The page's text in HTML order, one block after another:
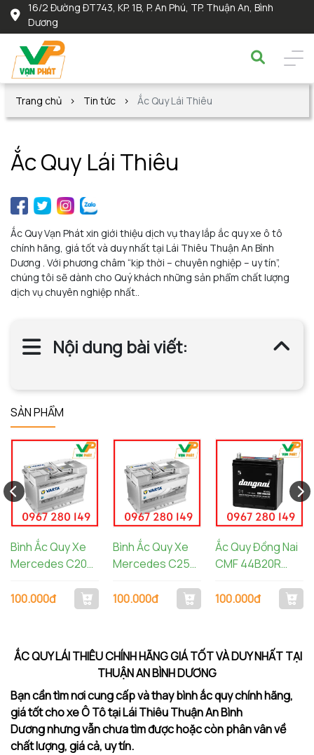
16/2 Đường ĐT743, KP. 1B, P. An Phú, TP. Thuận An, Bình
Dương
Trang chủ Tin tức Ắc Quy Lái Thiêu
Ắc Quy Lái Thiêu
Ắc Quy Vạn Phát xin giới thiệu dịch vụ thay lắp ắc quy xe ô tô
chính hãng, giá tốt và duy nhất tại Lái Thiêu Thuận An Bình
Dương . Với phương châm “kịp thời – chuyên nghiệp – uy tín”,
chúng tôi sẽ dành cho Quý khách những sản phẩm chất lượng
dịch vụ chuyên nghiệp nhất..
Nội dung bài viết:
SẢN PHẨM
Bình Ắc Quy Xe
Mercedes C200
70AH AGM LN3
100.000đ
Bình Ắc Quy Xe
Mercedes C250
LN3
100.000đ
Ắc Quy Đồng Nai
CMF 44B20R
100.000đ
ẮC QUY LÁI THIÊU CHÍNH HÃNG GIÁ TỐT VÀ DUY NHẤT TẠI
THUẬN AN BÌNH DƯƠNG
Bạn cần tìm nơi cung cấp và thay bình ắc quy chính hãng,
giá tốt cho xe Ô Tô tại Lái Thiêu Thuận An Bình
Dương nhưng vẫn chưa tìm được hoặc còn phân vân về
chất lượng, giá cả, uy tín.